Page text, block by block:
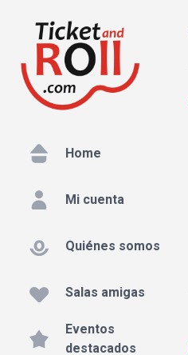
Home
Mi cuenta
Quiénes somos
Salas amigas
Eventos
destacados